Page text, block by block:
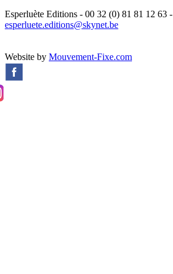
Esperluète Editions - 00 32 (0) 81 81 12 63 -
esperluete.editions@skynet.be
Website by Mouvement-Fixe.com